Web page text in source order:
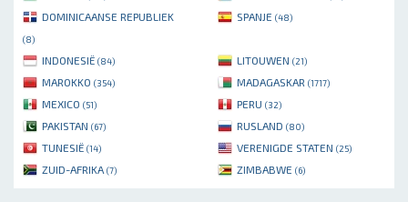
DOMINICAANSE REPUBLIEK
(8)
SPANJE (48)
INDONESIË (84) LITOUWEN (21)
MAROKKO (354) MADAGASKAR (1717)
MEXICO (51) PERU (32)
PAKISTAN (67) RUSLAND (80)
TUNESIË (14) VERENIGDE STATEN (25)
ZUID-AFRIKA (7) ZIMBABWE (6)